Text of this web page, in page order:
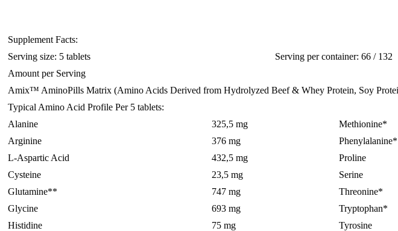
Supplement Facts:
Serving size: 5 tablets
Serving per container: 66 / 132
Amount per Serving
Amix™ AminoPills Matrix (Amino Acids Derived from Hydrolyzed Beef & Whey Protein, Soy
Typical Amino Acid Profile Per 5 tablets:
Alanine
325,5 mg Methionine*
Arginine
376 mg Phenylalanine*
L-Aspartic Acid
432,5 mg Proline
Cysteine
23,5 mg Serine
Glutamine**
747 mg Threonine*
Glycine
693 mg Tryptophan*
Histidine
75 mg Tyrosine